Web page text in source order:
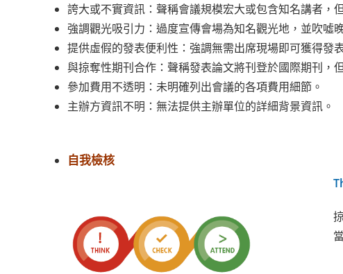
誇大或不實資訊：聲稱會議規模宏大或包含知名講者，
強調觀光吸引力：過度宣傳會場為知名觀光地，並吹噓
提供虛假的發表便利性：強調無需出席現場即可獲得發
與掠奪性期刊合作：聲稱發表論文將刊登於國際期刊，
參加費用不透明：未明確列出會議的各項費用細節。
主辦方資訊不明：無法提供主辦單位的詳細背景資訊。
自我檢核